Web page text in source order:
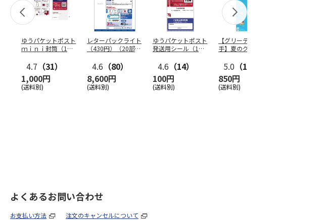
ゆうパケットポスト
ｍｉｎｉ封筒（1個
4.7 （31）
1,000円
(送料別)
レターパックライト
（430円）（20部セ
4.6 （80）
8,600円
(送料別)
ゆうパケットポスト
発送用シール（1個
4.6 （14）
100円
(送料別)
【グリーティング切
手】夏のグリーティ
5.0 （10）
850円
(送料別)
よくあるお問い合わせ
お支払い方法 注文のキャンセルについて